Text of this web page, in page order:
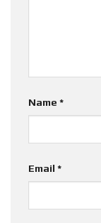
Name *
Email *